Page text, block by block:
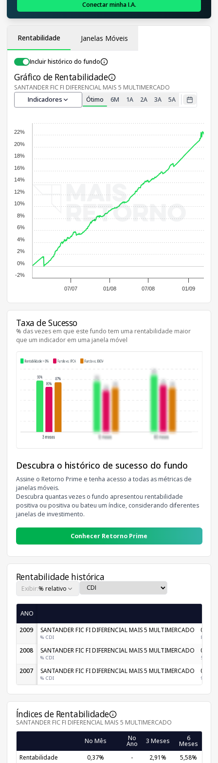
Conectar minha I.A.
Rentabilidade Janelas Móveis
Incluir histórico do fundo
Gráfico de Rentabilidade
SANTANDER FIC FI DIFERENCIAL MAIS 5 MULTIMERCADO
Indicadores Ótimo 6M 1A 2A 3A 5A
07/07 01/08 07/08 01/09
-2%
0%
2%
4%
6%
8%
10%
12%
14%
16%
18%
20%
22%
Taxa de Sucesso
% das vezes em que este fundo tem uma rentabilidade maior
que um indicador em uma janela móvel
Descubra o histórico de sucesso do fundo
Assine o Retorno Prime e tenha acesso a todas as métricas de
janelas móveis.
Descubra quantas vezes o fundo apresentou rentabilidade
positiva ou positiva ou bateu um índice, considerando diferentes
janelas de investimento.
Conhecer Retorno Prime
Rentabilidade histórica
Exibir:% relativo
ANO
2009
SANTANDER FIC FI DIFERENCIAL MAIS 5 MULTIMERCADO
% CDI
0,94%
89,76%
2008 SANTANDER FIC FI DIFERENCIAL MAIS 5 MULTIMERCADO
% CDI
0,50%
53,71%
2007 SANTANDER FIC FI DIFERENCIAL MAIS 5 MULTIMERCADO
% CDI
0,96%
92,85%
Índices de Rentabilidade
SANTANDER FIC FI DIFERENCIAL MAIS 5 MULTIMERCADO
No Mês No
Ano 3 Meses 6
Meses
Rentabilidade 0,37% - 2,91% 5,58%